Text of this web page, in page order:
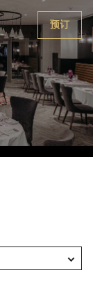
预订